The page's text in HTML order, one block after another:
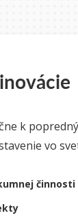
k
vo
činnosti